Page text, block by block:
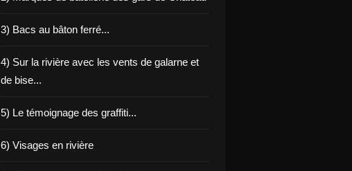
3) Bacs au bâton ferré...
4) Sur la rivière avec les vents de galarne et
de bise...
5) Le témoignage des graffiti...
6) Visages en rivière